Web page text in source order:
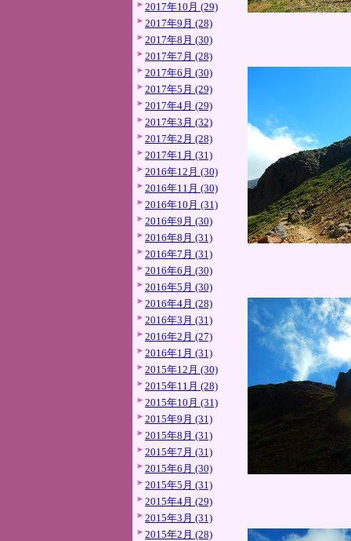
2017年10月 (29)
2017年9月 (28)
2017年8月 (30)
2017年7月 (28)
2017年6月 (30)
2017年5月 (29)
2017年4月 (29)
2017年3月 (32)
2017年2月 (28)
2017年1月 (31)
2016年12月 (30)
2016年11月 (30)
2016年10月 (31)
2016年9月 (30)
2016年8月 (31)
2016年7月 (31)
2016年6月 (30)
2016年5月 (30)
2016年4月 (28)
2016年3月 (31)
2016年2月 (27)
2016年1月 (31)
2015年12月 (30)
2015年11月 (28)
2015年10月 (31)
2015年9月 (31)
2015年8月 (31)
2015年7月 (31)
2015年6月 (30)
2015年5月 (31)
2015年4月 (29)
2015年3月 (31)
2015年2月 (28)